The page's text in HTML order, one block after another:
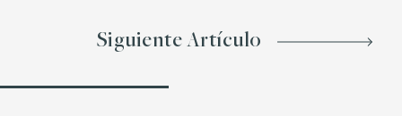
Siguiente Artículo